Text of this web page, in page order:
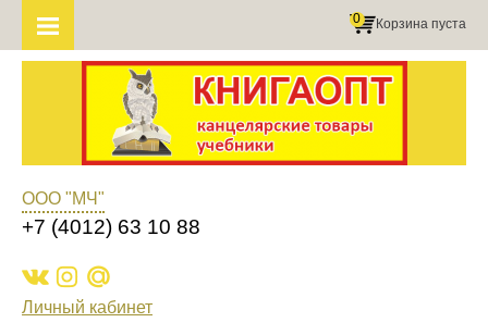
Корзина пуста
0
ООО "МЧ"
+7 (4012) 63 10 88
Личный кабинет